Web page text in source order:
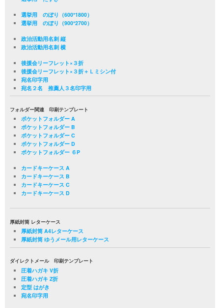
選挙用 のぼり（600*1800）
選挙用 のぼり（900*2700）
政治活動用名刺 縦
政治活動用名刺 横
後援会リーフレット×３折
後援会リーフレット×３折＋Ｌミシン付
宛名印字用
宛名２名 推薦人３名印字用
フォルダー関連 印刷テンプレート
ポケットフォルダー A
ポケットフォルダー B
ポケットフォルダー C
ポケットフォルダー D
ポケットフォルダー ６P
カードキーケース A
カードキーケース B
カードキーケース C
カードキーケース D
厚紙封筒 レターケース
厚紙封筒 A4レターケース
厚紙封筒 ゆうメール用レターケース
ダイレクトメール 印刷テンプレート
圧着ハガキ V折
圧着ハガキ Z折
定型 はがき
宛名印字用